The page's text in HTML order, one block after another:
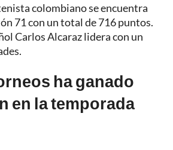
colombiano se encuentra
71 con un total de 716 puntos.
Carlos Alcaraz lidera con un
ha ganado
en la temporada